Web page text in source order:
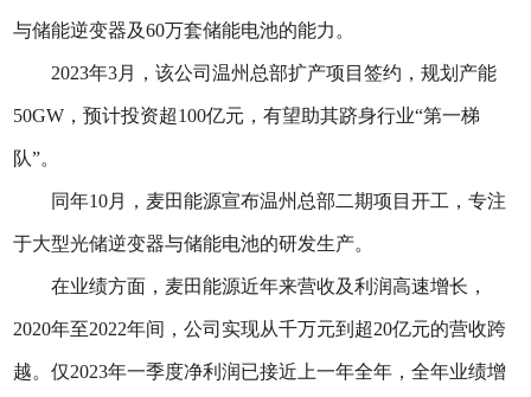
与储能逆变器及60万套储能电池的能力。
2023年3月，该公司温州总部扩产项目签约，规划产能
50GW，预计投资超100亿元，有望助其跻身行业“第一梯
队”。
同年10月，麦田能源宣布温州总部二期项目开工，专注
于大型光储逆变器与储能电池的研发生产。
在业绩方面，麦田能源近年来营收及利润高速增长，
2020年至2022年间，公司实现从千万元到超20亿元的营收跨
越。仅2023年一季度净利润已接近上一年全年，全年业绩增